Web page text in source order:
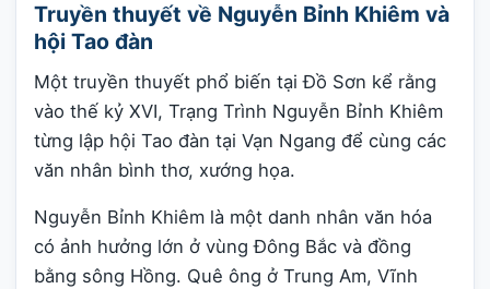
Truyền thuyết về Nguyễn Bỉnh Khiêm và
hội Tao đàn
Một truyền thuyết phổ biến tại Đồ Sơn kể rằng
vào thế kỷ XVI, Trạng Trình Nguyễn Bỉnh Khiêm
từng lập hội Tao đàn tại Vạn Ngang để cùng các
văn nhân bình thơ, xướng họa.
Nguyễn Bỉnh Khiêm là một danh nhân văn hóa
có ảnh hưởng lớn ở vùng Đông Bắc và đồng
bằng sông Hồng. Quê ông ở Trung Am, Vĩnh